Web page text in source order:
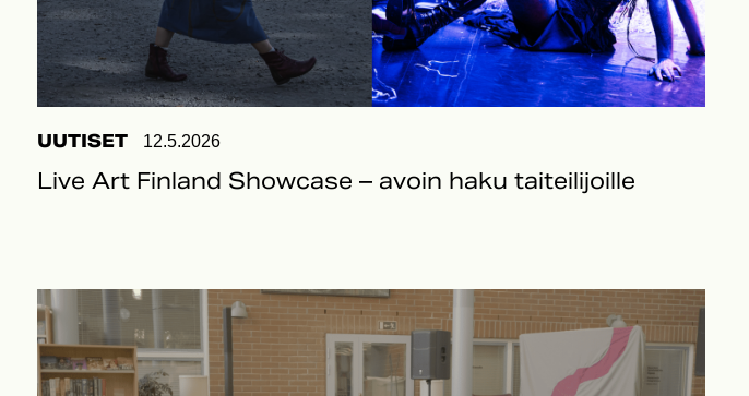
UUTISET 12.5.2026
Live Art Finland Showcase – avoin haku taiteilijoille